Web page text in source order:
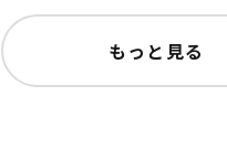
もっと見る